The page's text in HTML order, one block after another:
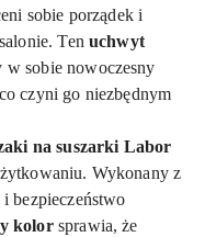
sobie porządek i
Tenuchwyt
w sobie nowoczesny
czyni go niezbędnym
na suszarki Labor
Wykonany z
bezpieczeństwo
kolorsprawia, że